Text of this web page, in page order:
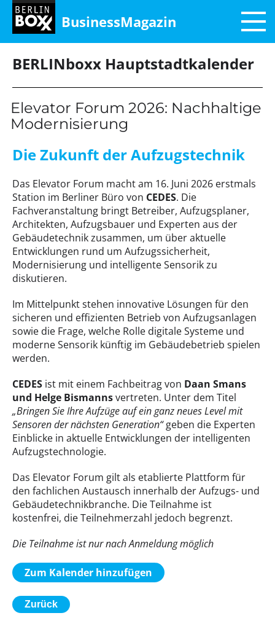
BusinessMagazin
BERLINboxx Hauptstadtkalender
Elevator Forum 2026: Nachhaltige
Modernisierung
Die Zukunft der Aufzugstechnik
Das Elevator Forum macht am 16. Juni 2026 erstmals
Station im Berliner Büro von CEDES. Die
Fachveranstaltung bringt Betreiber, Aufzugsplaner,
Architekten, Aufzugsbauer und Experten aus der
Gebäudetechnik zusammen, um über aktuelle
Entwicklungen rund um Aufzugssicherheit,
Modernisierung und intelligente Sensorik zu
diskutieren.
Im Mittelpunkt stehen innovative Lösungen für den
sicheren und effizienten Betrieb von Aufzugsanlagen
sowie die Frage, welche Rolle digitale Systeme und
moderne Sensorik künftig im Gebäudebetrieb spielen
werden.
CEDES ist mit einem Fachbeitrag von Daan Smans
und Helge Bismannsvertreten. Unter dem Titel
„Bringen Sie Ihre Aufzüge auf ein ganz neues Level mit
Sensoren der nächsten Generation“ geben die Experten
Einblicke in aktuelle Entwicklungen der intelligenten
Aufzugstechnologie.
Das Elevator Forum gilt als etablierte Plattform für
den fachlichen Austausch innerhalb der Aufzugs- und
Gebäudetechnikbranche. Die Teilnahme ist
kostenfrei, die Teilnehmerzahl jedoch begrenzt.
Die Teilnahme ist nur nach Anmeldung möglich
Zum Kalender hinzufügen
Zurück